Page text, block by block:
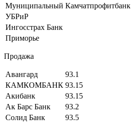
Муниципальный Камчатпрофитбанк
УБРиР
Ингосстрах Банк
Приморье
Продажа
Авангард
93.1
КАМКОМБАНК 93.15
Акибанк
93.15
Ак Барс Банк
93.2
Солид Банк
93.5